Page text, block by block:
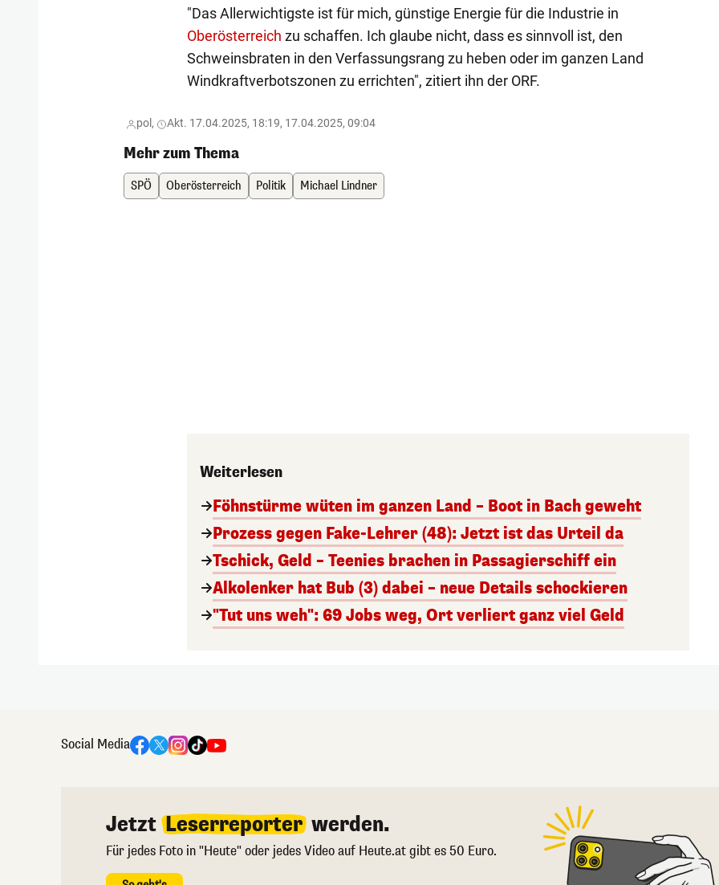
"Das Allerwichtigste ist für mich, günstige Energie für die Industrie in
Oberösterreich zu schaffen. Ich glaube nicht, dass es sinnvoll ist, den
Schweinsbraten in den Verfassungsrang zu heben oder im ganzen Land
Windkraftverbotszonen zu errichten", zitiert ihn der ORF.
pol, Akt. 17.04.2025, 18:19, 17.04.2025, 09:04
Mehr zum Thema
SPÖ Oberösterreich Politik Michael Lindner
Weiterlesen
Föhnstürme wüten im ganzen Land – Boot in Bach geweht
Prozess gegen Fake-Lehrer (48): Jetzt ist das Urteil da
Tschick, Geld – Teenies brachen in Passagierschiff ein
Alkolenker hat Bub (3) dabei – neue Details schockieren
"Tut uns weh": 69 Jobs weg, Ort verliert ganz viel Geld
Social Media
Jetzt Leserreporter werden.
Für jedes Foto in "Heute" oder jedes Video auf Heute.at gibt es 50 Euro.